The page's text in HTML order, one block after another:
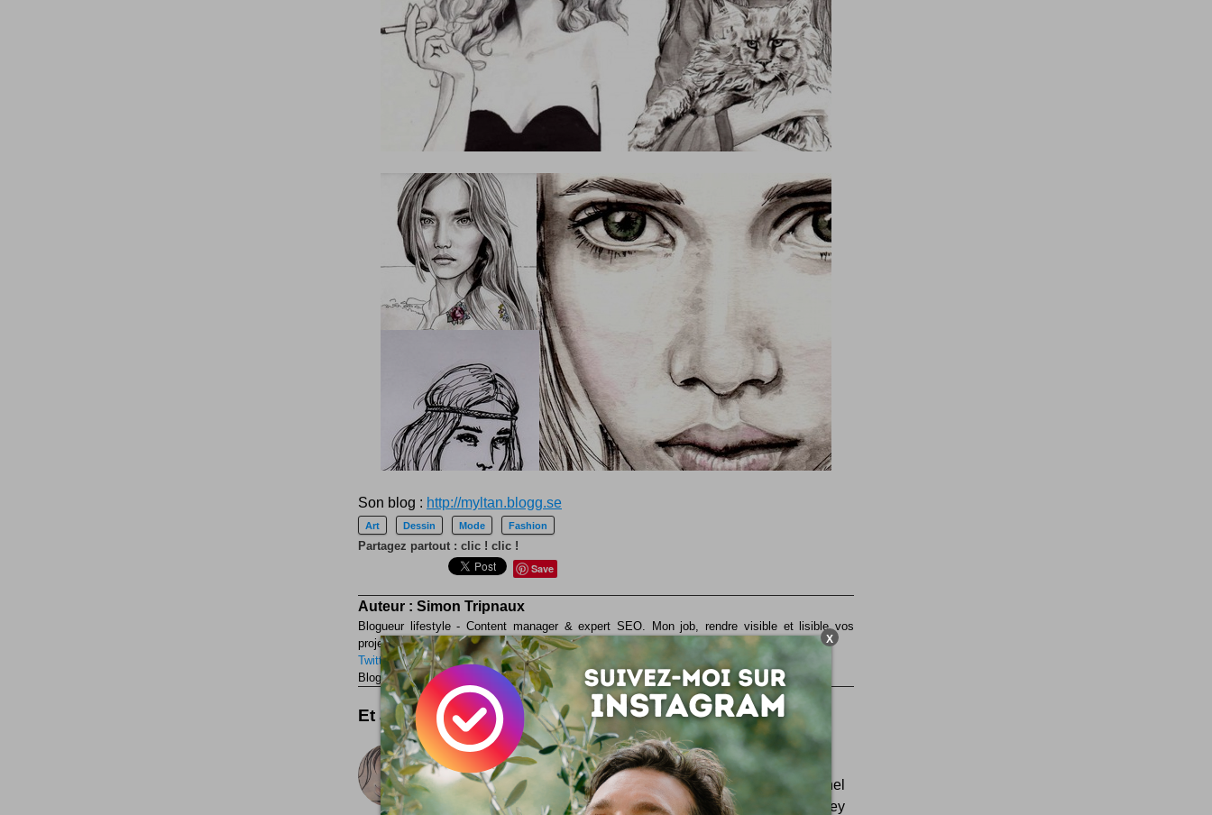
Son blog : http://myltan.blogg.se
Art Dessin Mode Fashion
Partagez partout : clic ! clic !
Save
Auteur : Simon Tripnaux
Blogueur lifestyle - Content manager & expert SEO. Mon job, rendre visible et lisible vos
projets par les mots. Adepte de l'écriture depuis 1978.
Twitter Facebook
LinkedIn
Blogueur ? Auteur ?
Rejoignez la rédaction !
Et aussi ...
Audrey Kawasaki
Les images de Audrey Kawasaki ont un parfum de Japon éternel
... et sensuel ! Quelques images issues des oeuvres de Audrey
X